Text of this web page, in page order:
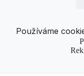
Používáme